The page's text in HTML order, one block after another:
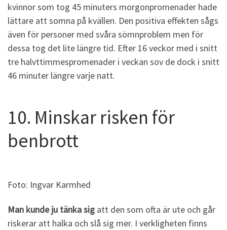
kvinnor som tog 45 minuters morgonpromenader hade
lättare att somna på kvällen. Den positiva effekten sågs
även för personer med svåra sömnproblem men för
dessa tog det lite längre tid. Efter 16 veckor med i snitt
tre halvttimmespromenader i veckan sov de dock i snitt
46 minuter längre varje natt.
10. Minskar risken för
benbrott
Foto: Ingvar Karmhed
Man kunde ju tänka sig att den som ofta är ute och går
riskerar att halka och slå sig mer. I verkligheten finns